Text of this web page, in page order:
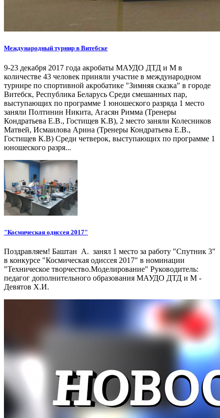
Международный турнир в Витебске
9-23 декабря 2017 года акробаты МАУДО ДТД и М в
количестве 43 человек приняли участие в международном
турнире по спортивной акробатике "Зимняя сказка" в городе
Витебск, Республика Беларусь Среди смешанных пар,
выступающих по программе 1 юношеского разряда 1 место
заняли Полтинин Никита, Агасян Римма (Тренеры
Кондратьева Е.В., Гостищев К.В), 2 место заняли Колесников
Матвей, Исмаилова Арина (Тренеры Кондратьева Е.В.,
Гостищев К.В) Среди четверок, выступающих по программе 1
юношеского разря...
"Космическая одиссея 2017"
Поздравляем! Баштан А. занял 1 место за работу "Спутник 3"
в конкурсе "Космическая одиссея 2017" в номинации
"Техническое творчество.Моделирование" Руководитель:
педагог дополнительного образования МАУДО ДТД и М -
Девятов Х.И.